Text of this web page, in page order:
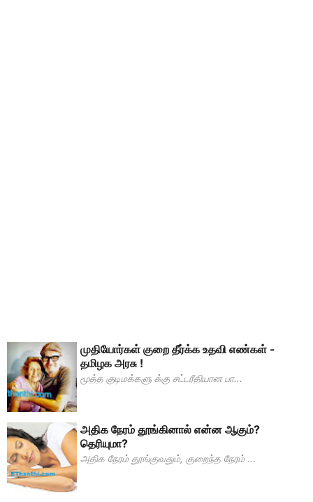
முதியோர்கள் குறை தீர்க்க உதவி எண்கள் -
தமிழக அரசு !
மூத்த குடிமக்களு க்கு சட்டரீதியான பா...
அதிக நேரம் தூங்கினால் என்ன ஆகும்?
தெரியுமா?
அதிக நேரம் தூங்குவதும், குறைந்த நேரம் ...